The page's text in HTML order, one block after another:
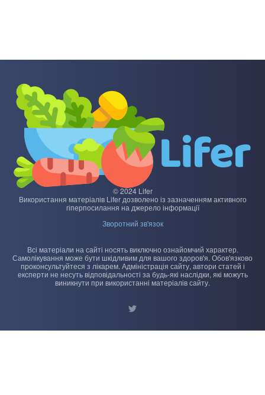
© 2024 Lifer
Використання матеріалів Lifer дозволено із зазначенням активного
гіперпосилання на джерело інформації
Зворотний зв'язок
Всі матеріали на сайті носять виключно ознайомчий характер.
Самолікування може бути шкідливим для вашого здоров'я. Обов'язково
проконсультуйтеся з лікарем. Адміністрація сайту, автори статей і
експерти не несуть відповідальності за будь-які наслідки, які можуть
виникнути при використанні матеріалів сайту.